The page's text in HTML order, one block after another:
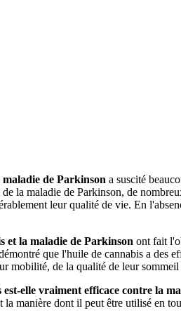
de Parkinson a suscité
la maladie de Parkinson, de
leur qualité de vie. En
et la maladie de Parkinson ont fait
que l'huile de cannabis a des
mobilité, de la qualité de leur
elle vraiment efficace contre la
manière dont il peut être utilisé en